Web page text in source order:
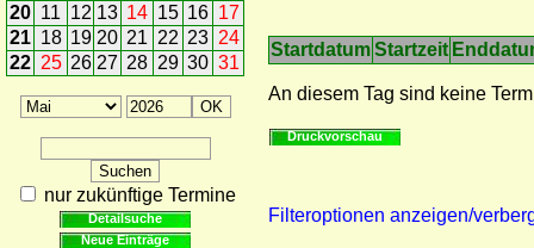
20 11 12 13 14 15 16 17
21 18 19 20 21 22 23 24
22 25 26 27 28 29 30 31
nur zukünftige Termine
Detailsuche
Neue Einträge
StartdatumStartzeit
An diesem Tag sind keine
Druckvorschau
Filteroptionen anzeigen/